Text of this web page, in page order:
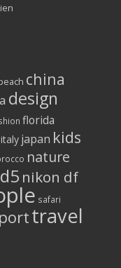
china
design
florida
italy japan kids
nature
nikon df
safari
travel